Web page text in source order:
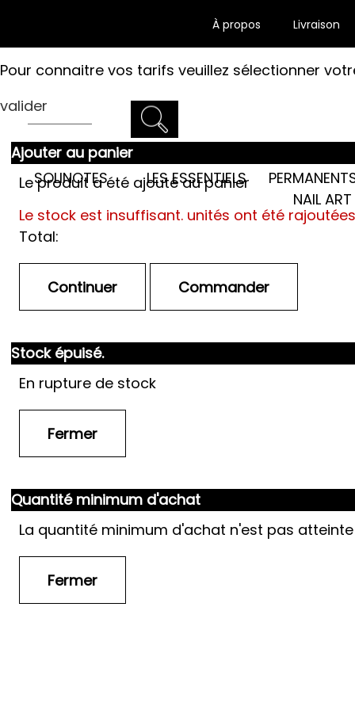
À propos Livraison
Pour connaitre vos tarifs veuillez sélectionner
valider
Ajouter au panier
Le produit a été ajouté au panier
Le stock est insuffisant. unités ont été
Total:
Stock épuisé.
En rupture de stock
Quantité minimum d'achat
La quantité minimum d'achat n'est pas atteinte
SOLINOTES LES ESSENTIELS
NAIL ART